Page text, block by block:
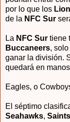
por lo que los
de la NFC Sur
La NFC Sur tiene
Buccaneers,
ganar la división.
quedará en
Eagles, o
El séptimo
Seahawks, Saints